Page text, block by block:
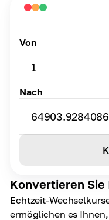
Konvertieren Sie
Echtzeit-
ermöglichen es
Von
1
Nach